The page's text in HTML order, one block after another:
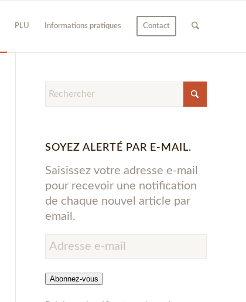
PLU Informations pratiques Contact
SOYEZ ALERTÉ PAR E-MAIL.
Saisissez votre adresse e-mail
pour recevoir une notification
de chaque nouvel article par
email.
Adresse
e-
mail
Abonnez-vous